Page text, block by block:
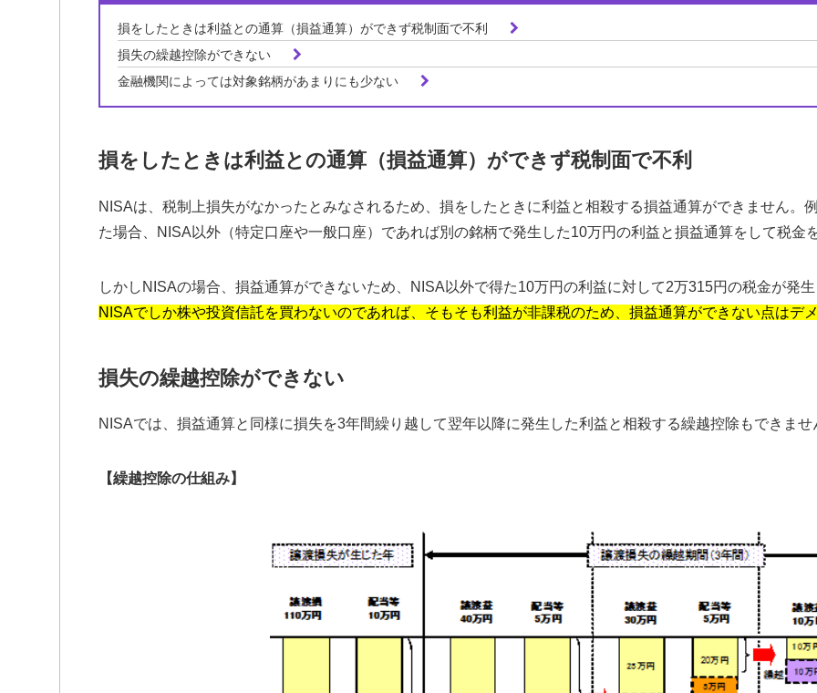
損をしたときは利益との通算（損益通算）ができず税制面で不利
損失の繰越控除ができない
金融機関によっては対象銘柄があまりにも少ない
損をしたときは利益との通算（損益通算）ができず税制面で不利
NISAは、税制上損失がなかったとみなされるため、損をしたときに利益と相殺する損益通算ができません。
た場合、NISA以外（特定口座や一般口座）であれば別の銘柄で発生した10万円の利益と損益通算をして税金
しかしNISAの場合、損益通算ができないため、NISA以外で得た10万円の利益に対して2万315円の税金が発
NISAでしか株や投資信託を買わないのであれば、そもそも利益が非課税のため、損益通算ができない点はデ
損失の繰越控除ができない
NISAでは、損益通算と同様に損失を3年間繰り越して翌年以降に発生した利益と相殺する繰越控除もできませ
【繰越控除の仕組み】